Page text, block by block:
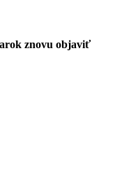
znovu objaviť